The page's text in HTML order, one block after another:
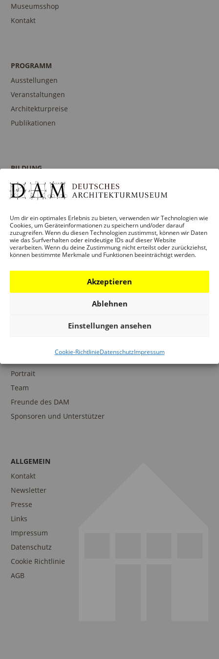
Um dir ein optimales Erlebnis zu bieten, verwenden wir Technologien wie
Cookies, um Geräteinformationen zu speichern und/oder darauf
zuzugreifen. Wenn du diesen Technologien zustimmst, können wir Daten
wie das Surfverhalten oder eindeutige IDs auf dieser Website
verarbeiten. Wenn du deine Zustimmung nicht erteilst oder zurückziehst,
können bestimmte Merkmale und Funktionen beeinträchtigt werden.
Akzeptieren
Ablehnen
Einstellungen ansehen
Cookie-RichtlinieDatenschutzImpressum
Museumsshop
Kontakt
PROGRAMM
Ausstellungen
Veranstaltungen
Architekturpreise
Publikationen
BILDUNG
Programm
Führungen und Touren
Ansprechpartner
SAMMLUNGEN
Portrait
Team
Freunde des DAM
Sponsoren und Unterstützer
ALLGEMEIN
Kontakt
Newsletter
Presse
Links
Impressum
Datenschutz
Cookie Richtlinie
AGB